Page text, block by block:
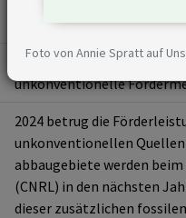
Canadian Natural
unkonventionelle
2024 betrug die
unkonventionellen Quellen
abbaugebiete werden
(CNRL) in den nächsten
dieser zusätzlichen
Foto von Annie Spratt auf